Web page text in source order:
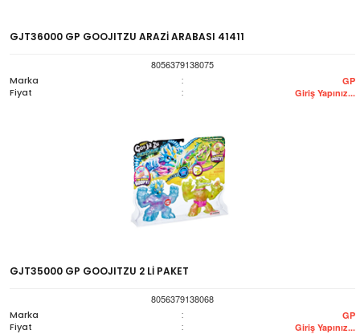
GJT36000 GP GOOJITZU ARAZİ ARABASI 41411
8056379138075
Marka
: GP
Fiyat : Giriş Yapınız...
GJT35000 GP GOOJITZU 2 Lİ PAKET
8056379138068
Marka
: GP
Fiyat : Giriş Yapınız...